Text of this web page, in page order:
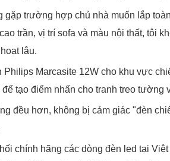
gặp trường hợp chủ nhà muốn lắp
trần, vị trí sofa và màu nội thất, tôi
lâu.
Marcasite 12W cho khu vực
tạo điểm nhấn cho tranh treo tường
đều hơn, không bị cảm giác "đèn
chính hãng các dòng đèn led tại